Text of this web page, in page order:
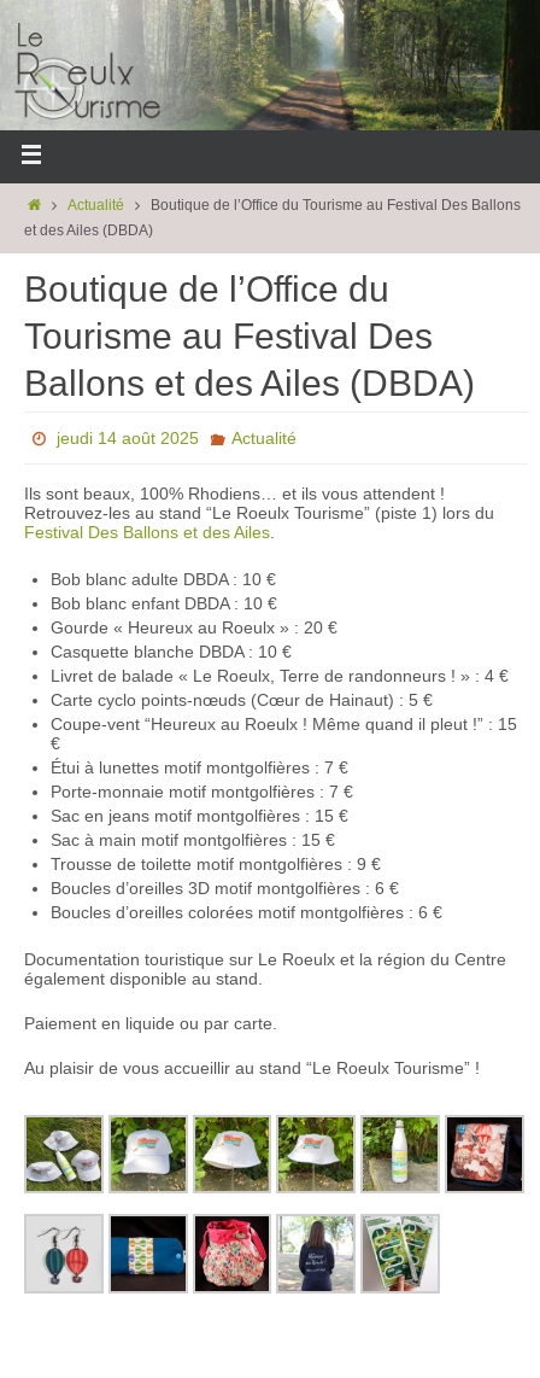
Actualité
Boutique de l’Office du Tourisme au Festival Des Ballons
et des Ailes (DBDA)
Boutique de l’Office du
Tourisme au Festival Des
Ballons et des Ailes (DBDA)
jeudi 14 août 2025 Actualité
Ils sont beaux, 100% Rhodiens… et ils vous attendent !
Retrouvez-les au stand “Le Roeulx Tourisme” (piste 1) lors du
Festival Des Ballons et des Ailes
Bob blanc adulte DBDA : 10 €
Bob blanc enfant DBDA : 10 €
Gourde « Heureux au Roeulx » : 20 €
Casquette blanche DBDA : 10 €
Livret de balade « Le Roeulx, Terre de randonneurs ! » : 4 €
Carte cyclo points-nœuds (Cœur de Hainaut) : 5 €
Coupe-vent “Heureux au Roeulx ! Même quand il pleut !” : 15
€
Étui à lunettes motif montgolfières : 7 €
Porte-monnaie motif montgolfières : 7 €
Sac en jeans motif montgolfières : 15 €
Sac à main motif montgolfières : 15 €
Trousse de toilette motif montgolfières : 9 €
Boucles d’oreilles 3D motif montgolfières : 6 €
Boucles d’oreilles colorées motif montgolfières : 6 €
Documentation touristique sur Le Roeulx et la région du Centre
également disponible au stand.
Paiement en liquide ou par carte.
Au plaisir de vous accueillir au stand “Le Roeulx Tourisme” !